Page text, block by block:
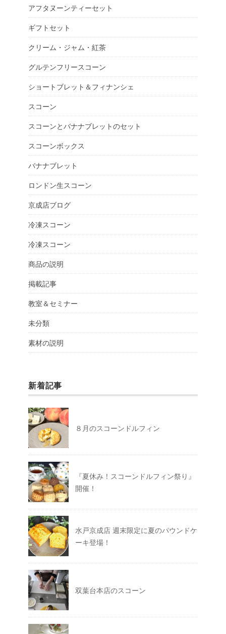
アフタヌーンティーセット
ギフトセット
クリーム・ジャム・紅茶
グルテンフリースコーン
ショートブレット＆フィナンシェ
スコーン
スコーンとバナナブレットのセット
スコーンボックス
バナナブレット
ロンドン生スコーン
京成店ブログ
冷凍スコーン
冷凍スコーン
商品の説明
掲載記事
教室＆セミナー
未分類
素材の説明
新着記事
８月のスコーンドルフィン
『夏休み！スコーンドルフィン祭り』
開催！
水戸京成店 週末限定に夏のパウンドケ
ーキ登場！
双葉台本店のスコーン